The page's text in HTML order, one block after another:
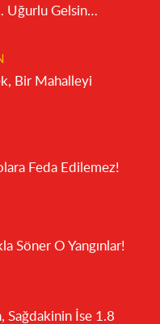
HAYIRLI OLSUN… Uğurlu Gelsin…
Bir Mahalleyi
Feda Edilemez!
Söner O Yangınlar!
Sağdakinin İse 1.8